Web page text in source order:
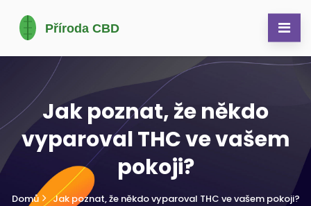
Jak poznat, že někdo
vyparoval THC ve vašem
pokoji?
Domů Jak poznat, že někdo vyparoval THC ve vašem pokoji?